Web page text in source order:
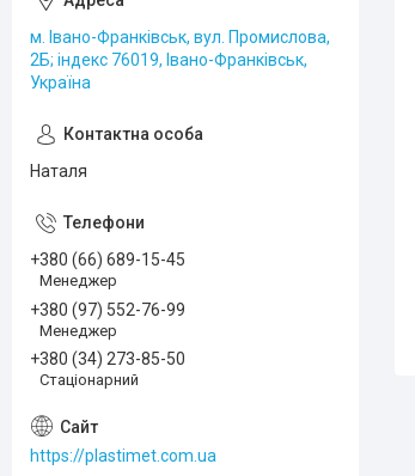
м. Івано-Франківськ, вул. Промислова,
2Б; індекс 76019, Івано-Франківськ,
Україна
Наталя
+380 (66) 689-15-45
Менеджер
+380 (97) 552-76-99
Менеджер
+380 (34) 273-85-50
Стаціонарний
https://plastimet.com.ua